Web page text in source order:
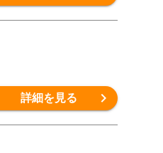
詳細を見る